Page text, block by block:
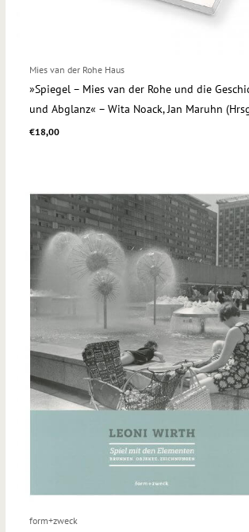
Mies van der Rohe Haus
»Spiegel – Mies van der Rohe und die
und Abglanz« – Wita Noack, Jan Maruhn
€18,00
form+zweck